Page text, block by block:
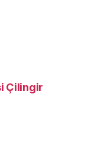
Çilingir